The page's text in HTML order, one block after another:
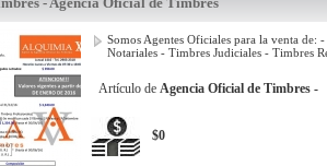
Somos Agentes Oficiales para la venta de:
Notariales - Timbres Judiciales - Timbres
Artículo de Agencia Oficial de Timbres -
$0